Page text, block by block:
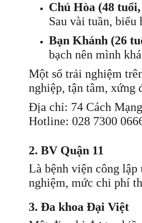
Chú Hòa (48
Sau vài tuần, biểu
Bạn Khánh (26
bạch nên mình
Một số trải nghiệm
nghiệp, tận tâm, xứng
Địa chỉ: 74 Cách
Hotline: 028 7300
2. BV Quận 11
Là bệnh viện công
nghiệm, mức chi phí
3. Đa khoa Đại Việt